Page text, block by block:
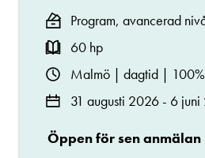
Program, avancerad
60 hp
Malmö | dagtid | 100%
31 augusti 2026 - 6
Öppen för sen anmälan